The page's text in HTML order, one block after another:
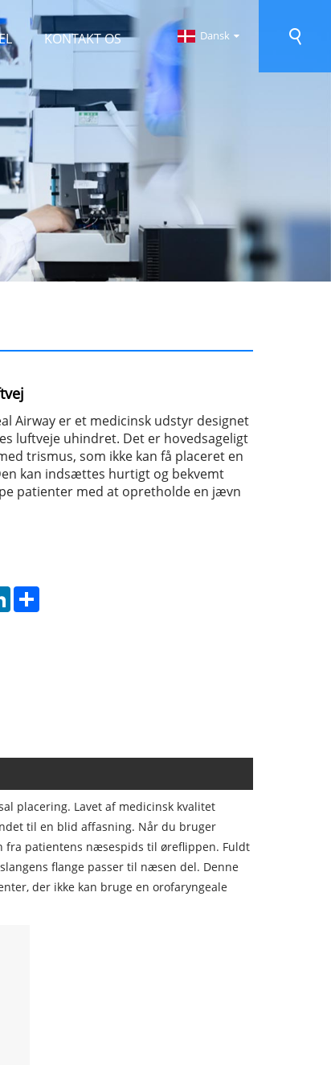
KONTAKT OS Dansk
Airway er et medicinsk udstyr designet
luftveje uhindret. Det er hovedsageligt
trismus, som ikke kan få placeret en
kan indsættes hurtigt og bekvemt
patienter med at opretholde en jævn
LinkedInShare
placering. Lavet af medicinsk kvalitet
til en blid affasning. Når du bruger
fra patientens næsespids til øreflippen. Fuldt
flange passer til næsen del. Denne
der ikke kan bruge en orofaryngeale